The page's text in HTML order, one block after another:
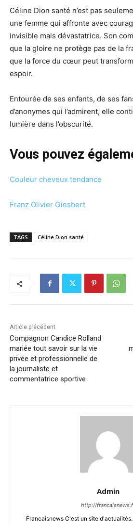
Céline Dion santé n’est pas
une femme qui affronte avec
invisible mais dévastatrice. Son
que la gloire ne protège pas de la
que la force du cœur peut
espoir.
Entourée de ses enfants, de ses
d’anonymes qui l’admirent, elle
lumière dans l’obscurité.
Vous pouvez
Couleur cheveux tendance
Franz Olivier Giesbert
TAGS Céline Dion santé
Article précédent
Compagnon Candice Rolland
mariée tout savoir sur la vie
privée et professionnelle de
la journaliste et
commentatrice sportive
Admin
http://
Francaisnews C'est un site